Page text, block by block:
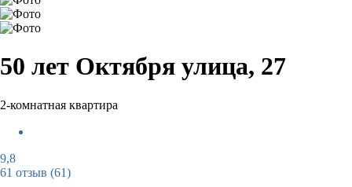
50 лет Октября улица, 27
2-комнатная квартира
9,8
61 отзыв (61)